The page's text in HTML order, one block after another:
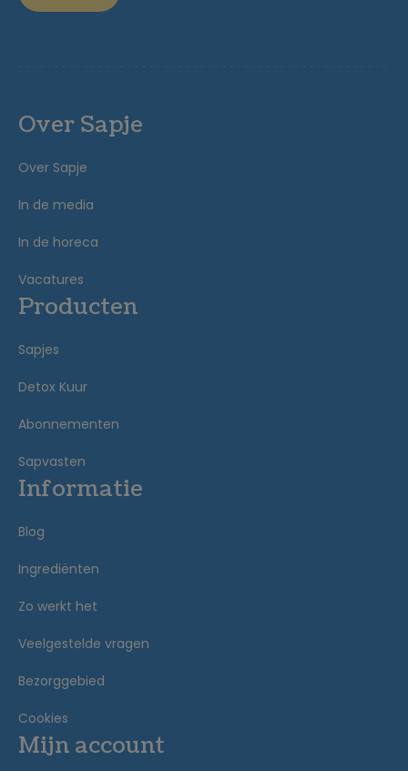
Over Sapje
Over Sapje
In de media
In de horeca
Vacatures
Producten
Sapjes
Detox Kuur
Abonnementen
Sapvasten
Informatie
Blog
Ingrediënten
Zo werkt het
Veelgestelde vragen
Bezorggebied
Cookies
Mijn account